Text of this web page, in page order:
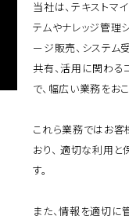
当社は、テキストマ
テムやナレッジ管理
ージ販売、システム
共有、活用に関わる
で、幅広い業務をお
これら業務ではお客
おり、 適切な利用
す。
また、情報を適切に